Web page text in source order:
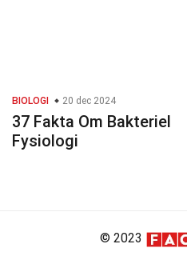
BIOLOGI 20 dec 2024
37 Fakta Om Bakteriel
Fysiologi
© 2023